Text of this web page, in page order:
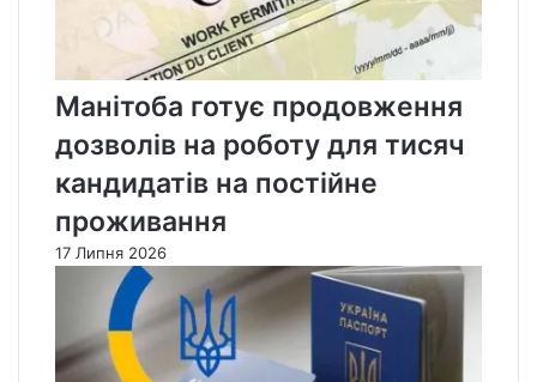
Манітоба готує продовження
дозволів на роботу для тисяч
кандидатів на постійне
проживання
17 Липня 2026